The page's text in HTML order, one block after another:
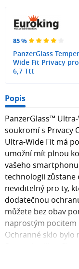
85 %
PanzerGlass
Wide Fit Privacy
6,7 Ttt
Popis
PanzerGlass™
soukromí s Privacy
Ultra-Wide Fit má
umožní mít plnou
vašeho
technologii zůstane
neviditelný pro ty,
dodatečnou
můžete bez obav
naprostým pocitem
Ochranné sklo bylo
zařízení. Využijte